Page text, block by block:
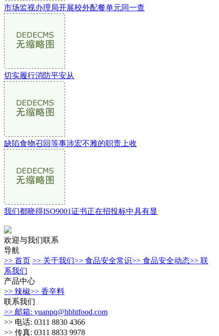
市场监视办理局开展校外配餐单元同一查
切实履行消防平安从
缺陷食物召回等事涉宏不雅的职责上收
我们都晓得ISO9001证书正在招投标中具有显
欢迎与我们联系
导航
>> 首页 >> 关于我们>> 食品安全常识>> 食品安全动态>> 联
系我们
产品中心
>> 辣椒>> 香辛料
联系我们
>> 邮箱: yuanpq@hbhtfood.com
>> 电话: 0311 8830 4366
>> 传真: 0311 8833 9978